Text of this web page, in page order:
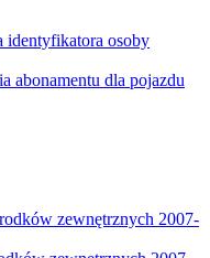
identyfikatora osoby
abonamentu dla pojazdu
zewnętrznych 2007-